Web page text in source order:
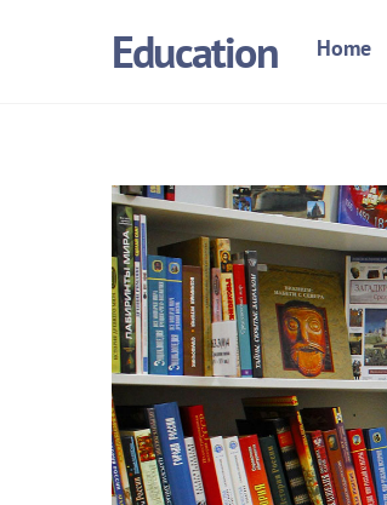
Education Home